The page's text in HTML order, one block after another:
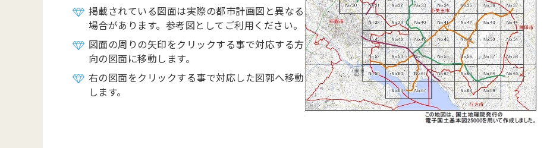
掲載されている図面は実際の都市計画図と異なる
場合があります。参考図としてご利用ください。
図面の周りの矢印をクリックする事で対応する方
向の図面に移動します。
右の図面をクリックする事で対応した図郭へ移動
します。